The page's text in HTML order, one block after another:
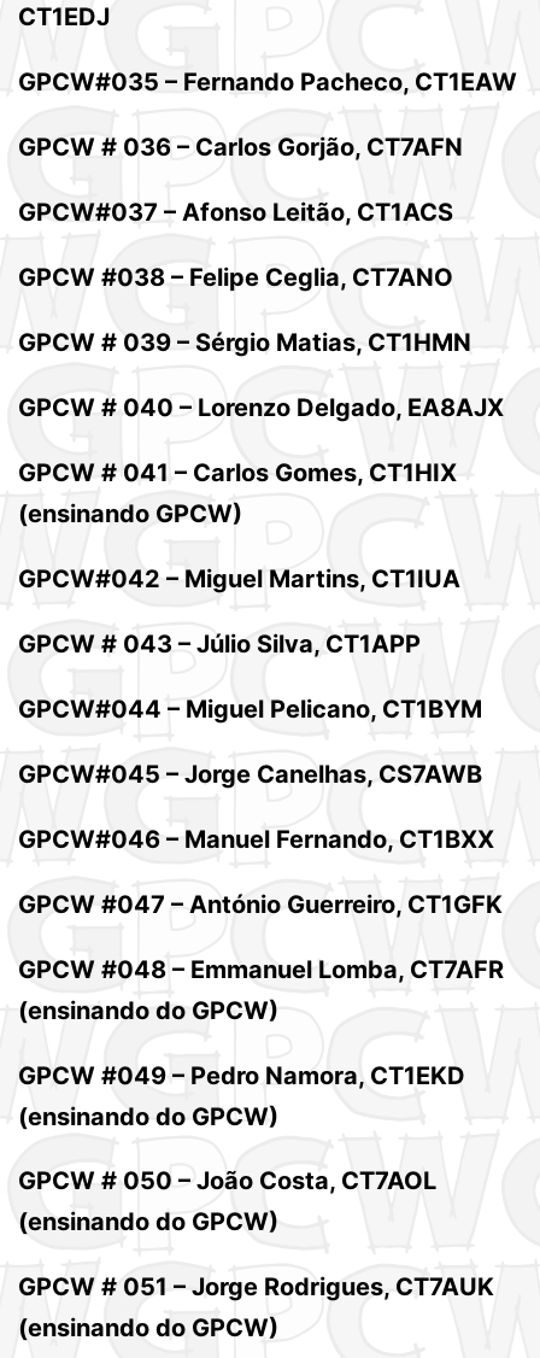
CT1EDJ
GPCW#035 – Fernando Pacheco, CT1EAW
GPCW # 036 – Carlos Gorjão, CT7AFN
GPCW#037 – Afonso Leitão, CT1ACS
GPCW #038 – Felipe Ceglia, CT7ANO
GPCW # 039 – Sérgio Matias, CT1HMN
GPCW # 040 – Lorenzo Delgado, EA8AJX
GPCW # 041 – Carlos Gomes, CT1HIX
(ensinando GPCW)
GPCW#042 – Miguel Martins, CT1IUA
GPCW # 043 – Júlio Silva, CT1APP
GPCW#044 – Miguel Pelicano, CT1BYM
GPCW#045 – Jorge Canelhas, CS7AWB
GPCW#046 – Manuel Fernando, CT1BXX
GPCW #047 – António Guerreiro, CT1GFK
GPCW #048 – Emmanuel Lomba, CT7AFR
(ensinando do GPCW)
GPCW #049 – Pedro Namora, CT1EKD
(ensinando do GPCW)
GPCW # 050 – João Costa, CT7AOL
(ensinando do GPCW)
GPCW # 051 – Jorge Rodrigues, CT7AUK
(ensinando do GPCW)